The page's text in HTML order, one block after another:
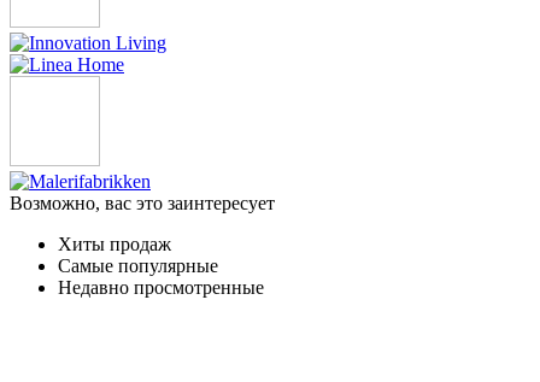
Возможно, вас это заинтересует
Хиты продаж
Самые популярные
Недавно просмотренные